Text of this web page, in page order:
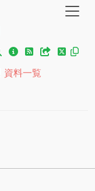
資料一覧